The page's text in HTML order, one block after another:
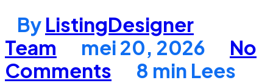
By ListingDesigner
Team
mei 20, 2026
No
Comments
8 min Lees